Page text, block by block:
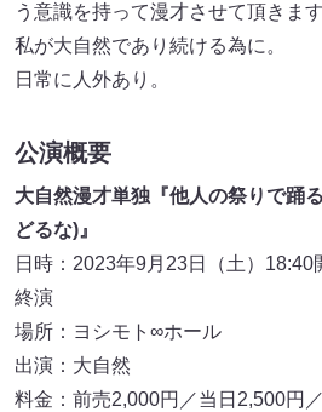
う意識を持って漫才させて頂きます
私が大自然であり続ける為に。
日常に人外あり。
公演概要
大自然漫才単独『他人の祭りで踊
どるな)』
日時：2023年9月23日（土）
終演
場所：ヨシモト∞ホール
出演：大自然
料金：前売2,000円／当日2,500円